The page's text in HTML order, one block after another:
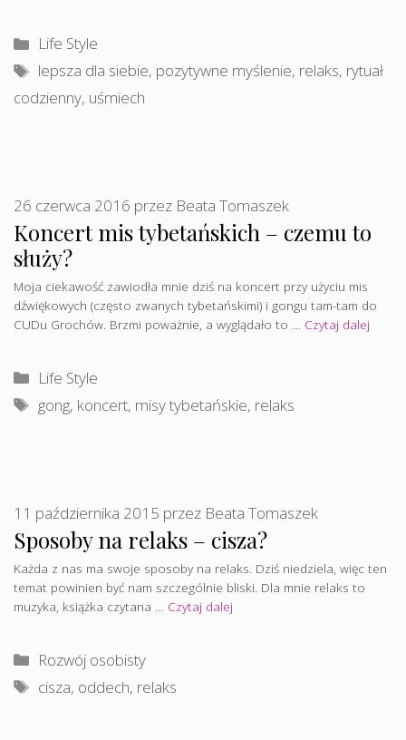
Kategorie
Life Style
Tagi
lepsza dla siebie, pozytywne myślenie, relaks, rytuał
codzienny, uśmiech
Koncert mis tybetańskich – czemu to
służy?
26 czerwca 2016 przez Beata Tomaszek
Moja ciekawość zawiodła mnie dziś na koncert przy użyciu mis
dźwiękowych (często zwanych tybetańskimi) i gongu tam-tam do
CUDu Grochów. Brzmi poważnie, a wyglądało to … Czytaj dalej
Kategorie
Life Style
Tagi
gong, koncert, misy tybetańskie, relaks
Sposoby na relaks – cisza?
11 października 2015 przez Beata Tomaszek
Każda z nas ma swoje sposoby na relaks. Dziś niedziela, więc ten
temat powinien być nam szczególnie bliski. Dla mnie relaks to
muzyka, książka czytana … Czytaj dalej
Kategorie
Rozwój osobisty
Tagi
cisza, oddech, relaks